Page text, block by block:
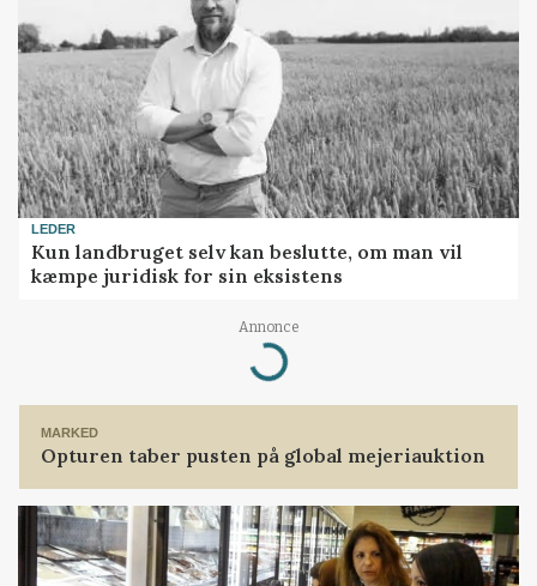
LEDER
Kun landbruget selv kan beslutte, om man vil
kæmpe juridisk for sin eksistens
Annonce
Loading...
MARKED
Opturen taber pusten på global mejeriauktion